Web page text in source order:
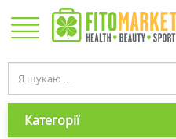
Категорії